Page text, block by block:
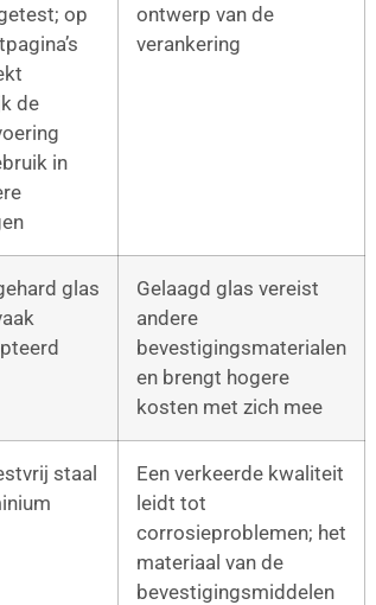
op
de
in
ontwerp van de
verankering
glas
Gelaagd glas vereist
andere
bevestigingsmaterialen
en brengt hogere
kosten met zich mee
staal
Een verkeerde kwaliteit
leidt tot
corrosieproblemen; het
materiaal van de
bevestigingsmiddelen